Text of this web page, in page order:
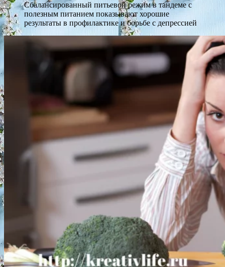
Сбалансированный питьевой режим в тандеме с
полезным питанием показывают хорошие
результаты в профилактике и борьбе с депрессией